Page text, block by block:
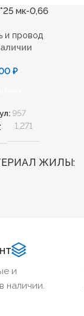
мк-0,66
и провод
₽
957
1,271
ЖИЛЫ
и
наличии.